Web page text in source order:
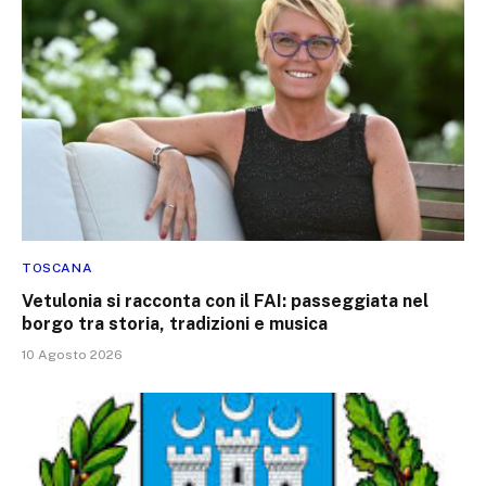
TOSCANA
Vetulonia si racconta con il FAI: passeggiata nel
borgo tra storia, tradizioni e musica
10 Agosto 2026